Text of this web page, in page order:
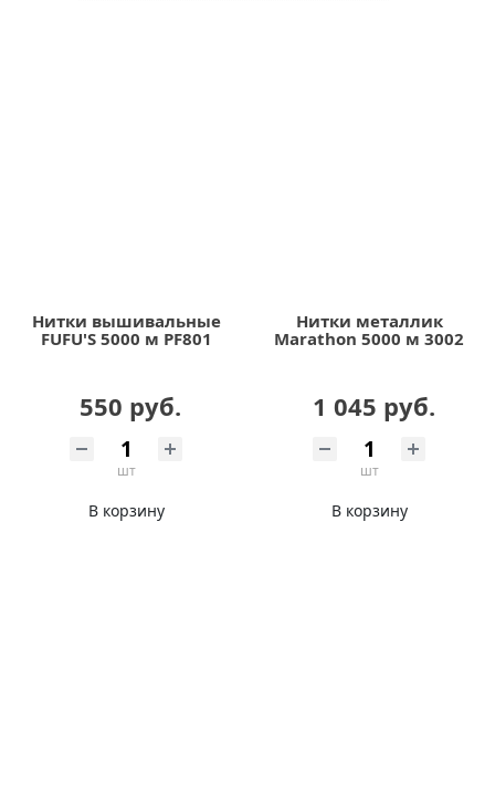
Нитки вышивальные
FUFU'S 5000 м PF801
550 руб.
шт
В корзину
Нитки металлик
Marathon 5000 м 3002
1 045 руб.
шт
В корзину